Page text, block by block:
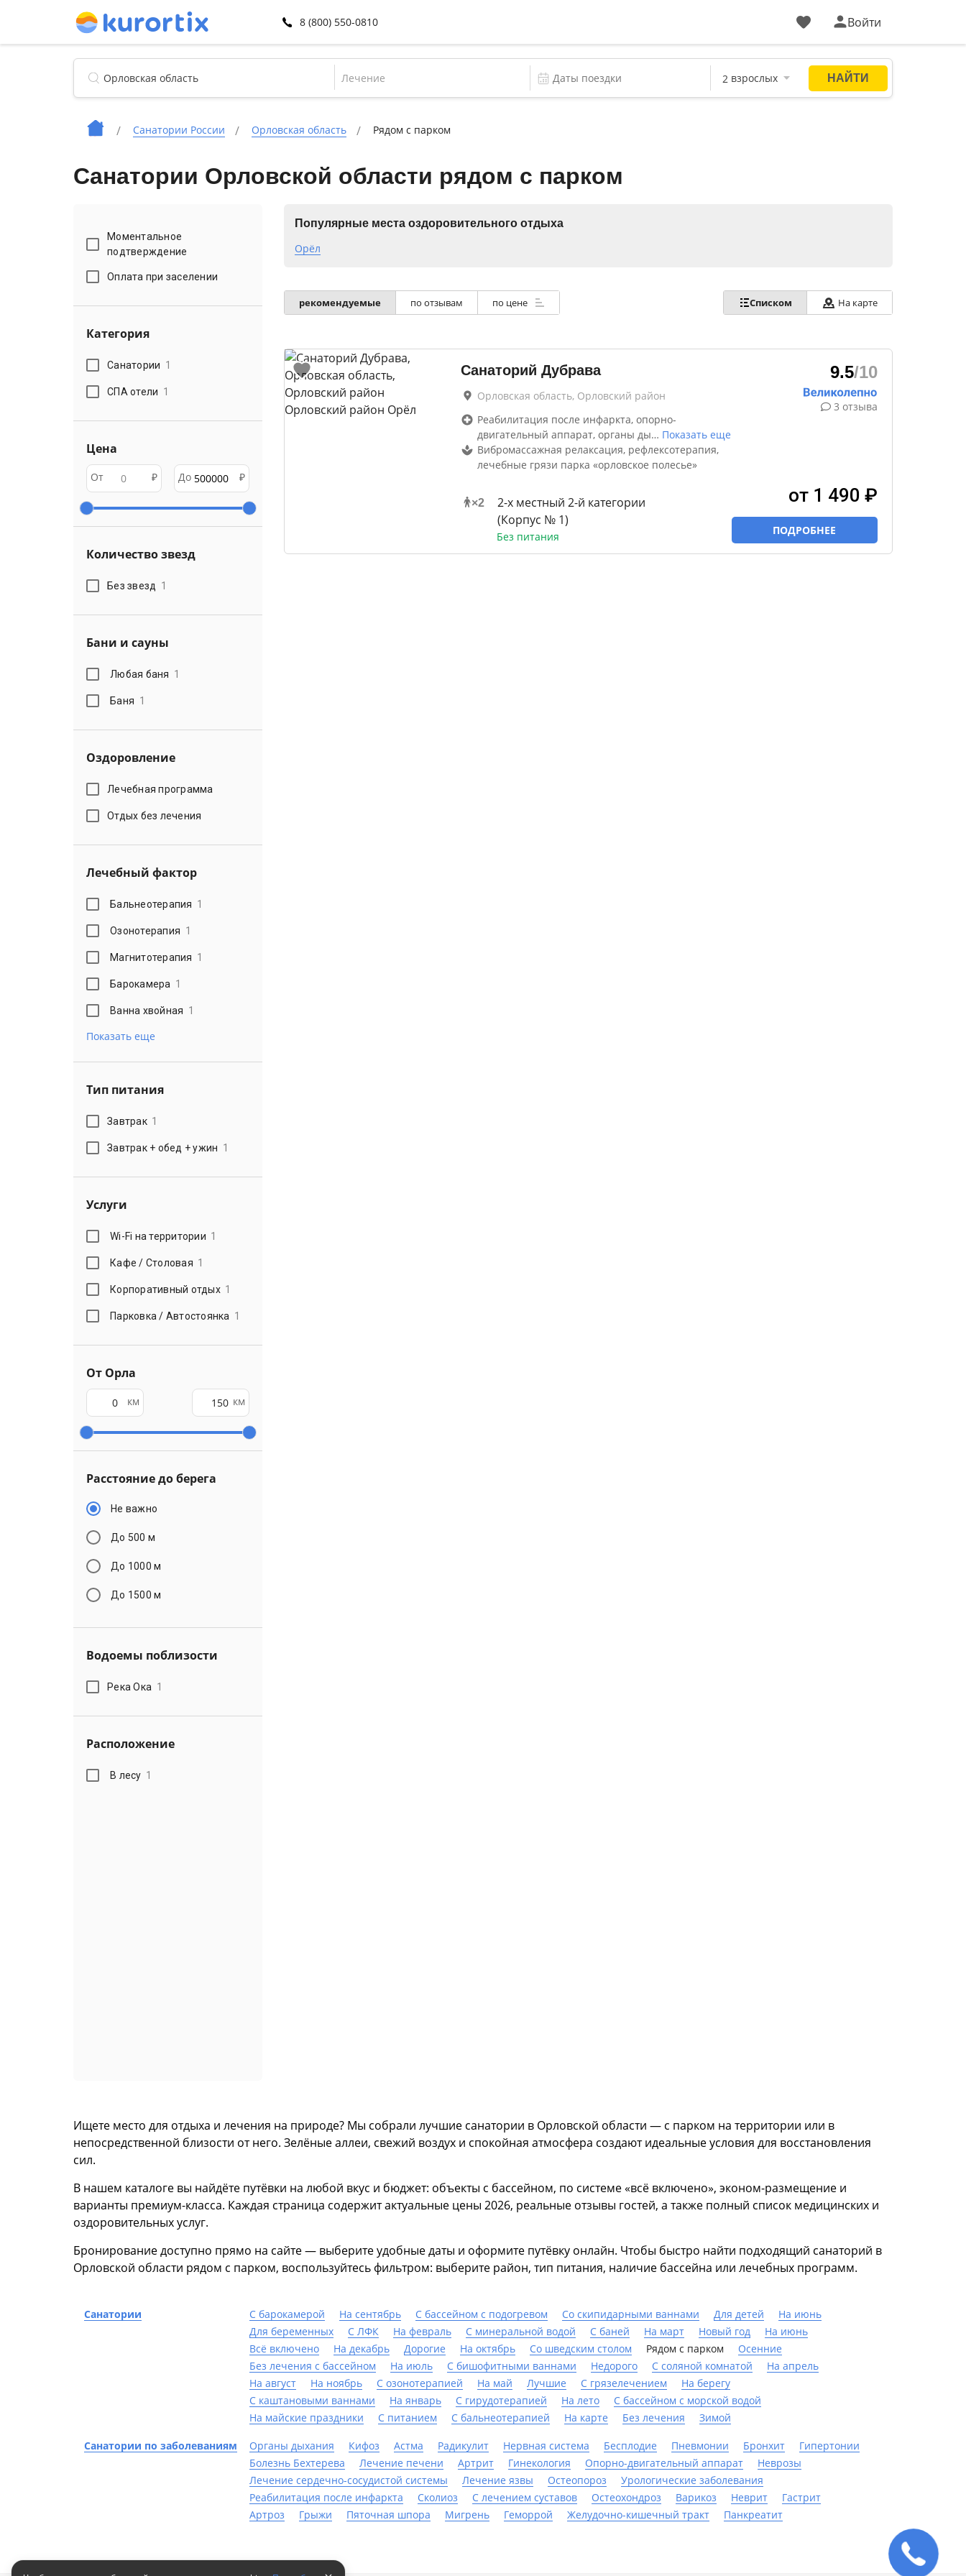
8 (800) 550-0810 Войти
Лечение
Санатории России Орловская область Рядом с парком
Санатории Орловской области рядом с парком
Моментальное
подтверждение
Оплата при заселении
Категория
Санатории 1
СПА отели 1
Цена
От ₽ До ₽
Количество звезд
Без звезд 1
Бани и сауны
Любая баня 1
Баня 1
Оздоровление
Лечебная программа
Отдых без лечения
Лечебный фактор
Бальнеотерапия 1
Озонотерапия 1
Магнитотерапия 1
Барокамера 1
Ванна хвойная 1
Показать еще
Тип питания
Завтрак 1
Завтрак + обед + ужин 1
Услуги
Wi-Fi на территории 1
Кафе / Столовая 1
Корпоративный отдых 1
Парковка / Автостоянка 1
От Орла
км км
Расстояние до берега
Не важно
До 500 м
До 1000 м
До 1500 м
Водоемы поблизости
Река Ока 1
Расположение
В лесу 1
Популярные места оздоровительного отдыха
Орёл
рекомендуемые по отзывам по цене Списком На карте
Санаторий Дубрава
Орловская область, Орловский район
Реабилитация после инфаркта, опорно-
двигательный аппарат, органы ды… Показать еще
Вибромассажная релаксация, рефлексотерапия,
лечебные грязи парка «орловское полесье»
×2
2-х местный 2-й категории
(Корпус № 1)
Без питания
9.5/10
3 отзыва
от 1 490 ₽
ПОДРОБНЕЕ
Ищете место для отдыха и лечения на природе? Мы собрали лучшие санатории в Орловской области — с парком на территории или в
непосредственной близости от него. Зелёные аллеи, свежий воздух и спокойная атмосфера создают идеальные условия для восстановления
сил.
В нашем каталоге вы найдёте путёвки на любой вкус и бюджет: объекты с бассейном, по системе «всё включено», эконом-размещение и
варианты премиум-класса. Каждая страница содержит актуальные цены 2026, реальные отзывы гостей, а также полный список медицинских и
оздоровительных услуг.
Бронирование доступно прямо на сайте — выберите удобные даты и оформите путёвку онлайн. Чтобы быстро найти подходящий санаторий в
Орловской области рядом с парком, воспользуйтесь фильтром: выберите район, тип питания, наличие бассейна или лечебных программ.
Санатории С барокамерой На сентябрь С бассейном с подогревом Со скипидарными ваннами Для детей
На июнь
Для беременных
С ЛФК На февраль С минеральной водой С баней На март Новый год
На июнь
Всё включено
На декабрь Дорогие На октябрь Со шведским столом Рядом с парком
Осенние
Без лечения с бассейном
На июль С бишофитными ваннами Недорого С соляной комнатой
На апрель
На август
На ноябрь С озонотерапией На май Лучшие С грязелечением
На берегу
С каштановыми ваннами
На январь С гирудотерапией На лето
С бассейном с морской водой
На майские праздники
С питанием С бальнеотерапией На карте Без лечения Зимой
Санатории по заболеваниям Органы дыхания Кифоз Астма Радикулит Нервная система Бесплодие Пневмонии Бронхит
Гипертонии
Болезнь Бехтерева
Лечение печени Артрит Гинекология Опорно-двигательный аппарат
Неврозы
Лечение сердечно-сосудистой системы
Лечение язвы Остеопороз
Урологические заболевания
Реабилитация после инфаркта
Сколиоз С лечением суставов Остеохондроз Варикоз Неврит
Гастрит
Артроз
Грыжи Пяточная шпора Мигрень Геморрой Желудочно-кишечный тракт Панкреатит